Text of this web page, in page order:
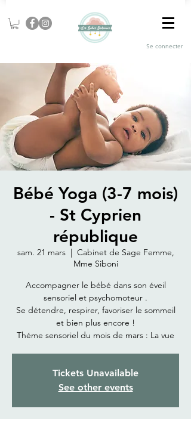
Se connecter
Bébé Yoga (3-7 mois)
- St Cyprien
république
sam. 21 mars
  |
Cabinet de Sage Femme,
Mme Siboni
Accompagner le bébé dans son éveil
sensoriel et psychomoteur .
Se détendre, respirer, favoriser le sommeil
et bien plus encore !
Théme sensoriel du mois de mars : La vue
Tickets Unavailable
See other events